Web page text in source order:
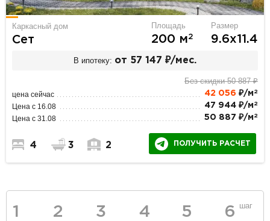
Каркасный дом
Сет
Площадь
200 м2
Размер
9.6х11.4
В ипотеку: от 57 147 ₽/мес.
Без скидки 50 887 ₽
цена сейчас 42 056 ₽/м 2
Цена с 16.08 47 944 ₽/м 2
Цена с 31.08 50 887 ₽/м 2
4 3 2 ПОЛУЧИТЬ РАСЧЕТ
1 2 3 4 5 6 шаг